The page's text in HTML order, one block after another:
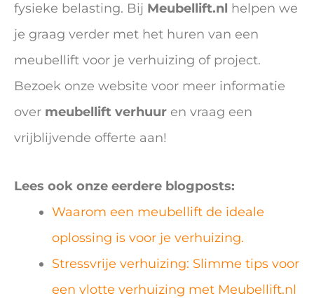
fysieke belasting. Bij Meubellift.nl helpen we
je graag verder met het huren van een
meubellift voor je verhuizing of project.
Bezoek onze website voor meer informatie
over meubellift verhuur en vraag een
vrijblijvende offerte aan!
Lees ook onze eerdere blogposts:
Waarom een meubellift de ideale
oplossing is voor je verhuizing.
Stressvrije verhuizing: Slimme tips voor
een vlotte verhuizing met Meubellift.nl